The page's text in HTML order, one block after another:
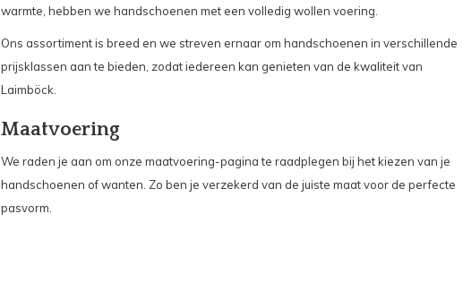
warmte, hebben we handschoenen met een volledig wollen voering.
Ons assortiment is breed en we streven ernaar om handschoenen in verschillende
prijsklassen aan te bieden, zodat iedereen kan genieten van de kwaliteit van
Laimböck.
Maatvoering
We raden je aan om onze maatvoering-pagina te raadplegen bij het kiezen van je
handschoenen of wanten. Zo ben je verzekerd van de juiste maat voor de perfecte
pasvorm.